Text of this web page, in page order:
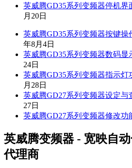
英威腾GD35系列变频器停机界
月20日
英威腾GD35系列变频器按键操
年8月4日
英威腾GD35系列变频器数码显
24日
英威腾GD35系列变频器指示灯
月28日
英威腾GD27系列变频器设定与
27日
英威腾GD27系列变频器修改功
英威腾变频器 - 宽映自
代理商